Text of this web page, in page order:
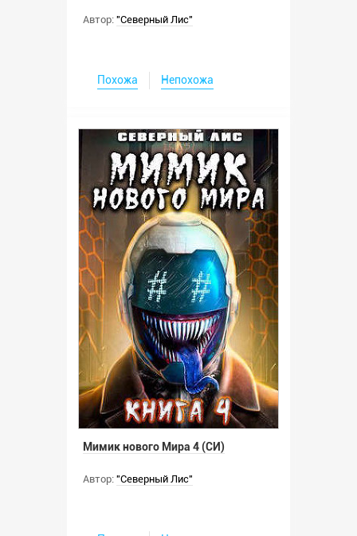
Автор: "Северный Лис"
Похожа Непохожа
Мимик нового Мира 4 (СИ)
Автор: "Северный Лис"